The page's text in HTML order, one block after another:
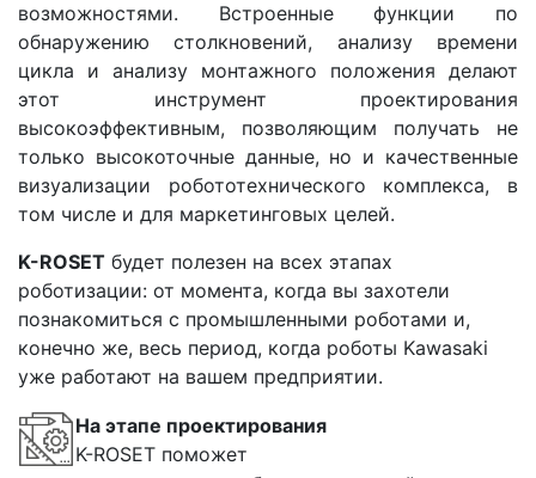
возможностями. Встроенные функции по
обнаружению столкновений, анализу времени
цикла и анализу монтажного положения делают
этот инструмент проектирования
высокоэффективным, позволяющим получать не
только высокоточные данные, но и качественные
визуализации робототехнического комплекса, в
том числе и для маркетинговых целей.
K-ROSET будет полезен на всех этапах
роботизации: от момента, когда вы захотели
познакомиться с промышленными роботами и,
конечно же, весь период, когда роботы Kawasaki
уже работают на вашем предприятии.
На этапе проектирования
K-ROSET поможет